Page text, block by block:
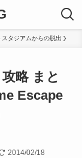
スタジアムからの脱出
略 まと
Escape
2014/02/18